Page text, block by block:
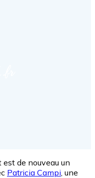
est de nouveau un
Patricia Campi , une